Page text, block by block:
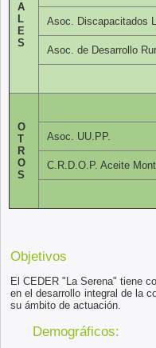
A
L
E
S
Asoc. Discapacitados
Asoc. de Desarrollo
O
T
R
O
S
Asoc. UU.PP.
C.R.D.O.P. Aceite
Objetivos
El CEDER "La Serena" tiene
en el desarrollo integral de la
su ámbito de actuación.
Demográficos: